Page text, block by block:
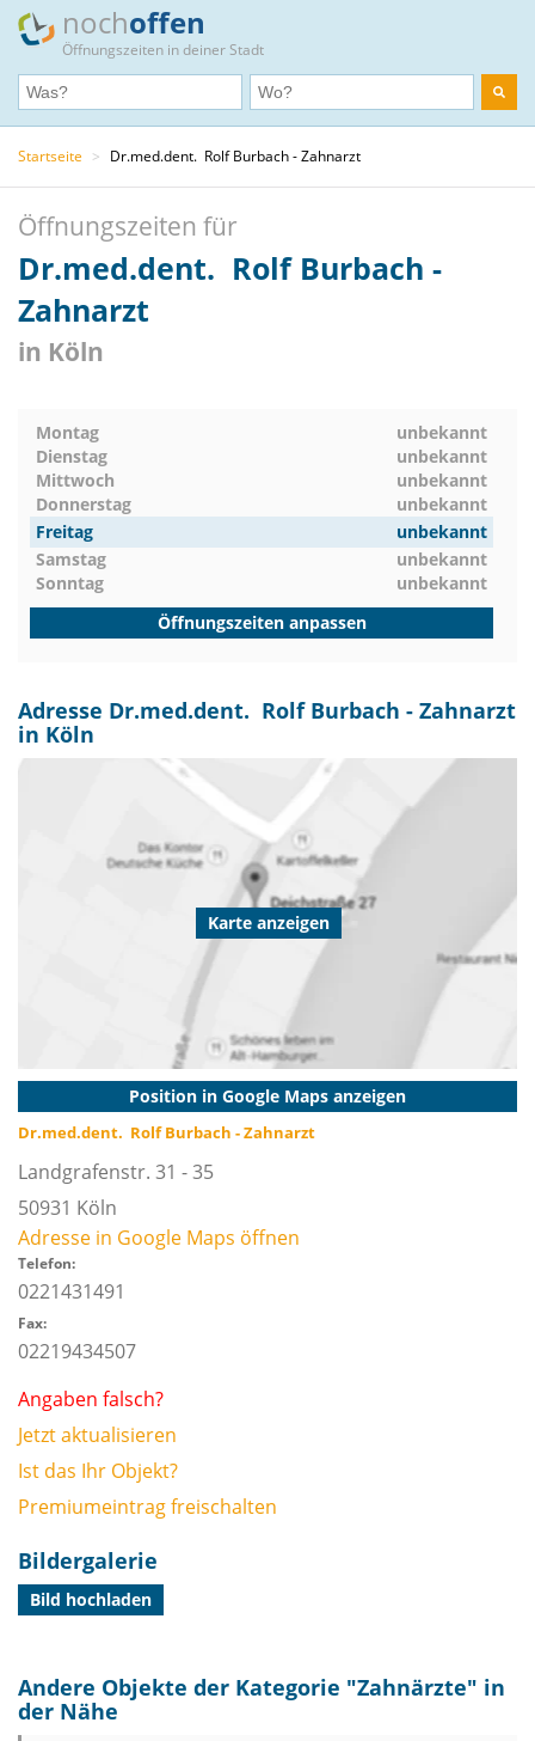
nochoffen
Öffnungszeiten in deiner Stadt
Startseite > Dr.med.dent. Rolf Burbach - Zahnarzt
Öffnungszeiten für
Dr.med.dent. Rolf Burbach -
Zahnarzt
in Köln
Montag
unbekannt
Dienstag
unbekannt
Mittwoch
unbekannt
Donnerstag
unbekannt
Freitag
unbekannt
Samstag
unbekannt
Sonntag
unbekannt
Öffnungszeiten anpassen
Adresse Dr.med.dent. Rolf Burbach - Zahnarzt
in Köln
Karte anzeigen
Position in Google Maps anzeigen
Dr.med.dent. Rolf Burbach - Zahnarzt
Landgrafenstr. 31 - 35
50931 Köln
Adresse in Google Maps öffnen
Telefon:
0221431491
Fax:
02219434507
Angaben falsch?
Jetzt aktualisieren
Ist das Ihr Objekt?
Premiumeintrag freischalten
Bildergalerie
Bild hochladen
Andere Objekte der Kategorie "Zahnärzte" in
der Nähe